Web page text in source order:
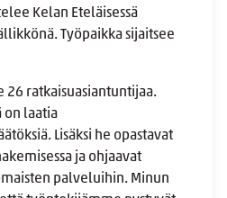
Kelan Eteläisessä
Työpaikka sijaitsee
26 ratkaisuasiantuntijaa.
on laatia
Lisäksi he opastavat
ja ohjaavat
palveluihin. Minun